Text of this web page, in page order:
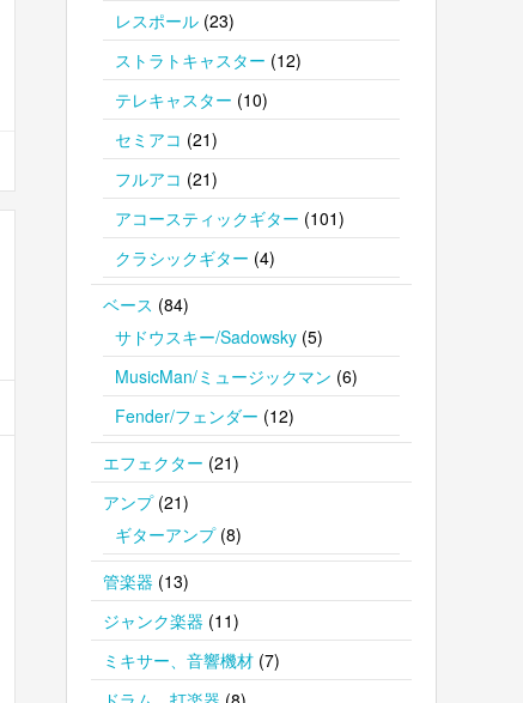
レスポール (23)
ストラトキャスター (12)
テレキャスター (10)
セミアコ (21)
フルアコ (21)
アコースティックギター (101)
クラシックギター (4)
ベース (84)
サドウスキー/Sadowsky (5)
MusicMan/ミュージックマン (6)
Fender/フェンダー (12)
エフェクター (21)
アンプ(21)
ギターアンプ(8)
管楽器 (13)
ジャンク楽器 (11)
ミキサー、音響機材 (7)